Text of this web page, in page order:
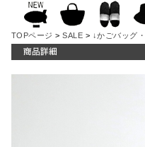
TOPページ >SALE > ↓かごバッグ